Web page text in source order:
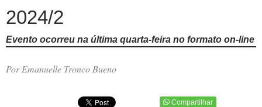
2024/2
Evento ocorreu na última quarta-feira no formato on-line
Por Emanuelle Tronco Bueno
Compartilhar